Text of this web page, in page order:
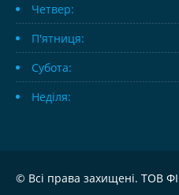
Четвер:
П'ятниця:
Субота:
Неділя:
© Всі права захищені. ТОВ